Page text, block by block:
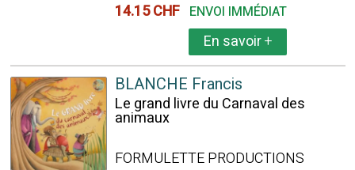
14.15 CHF ENVOI IMMÉDIAT
En savoir+
BLANCHE Francis
Le grand livre du Carnaval des
animaux
FORMULETTE PRODUCTIONS